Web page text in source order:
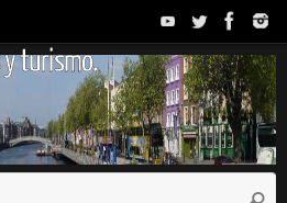
y turismo.